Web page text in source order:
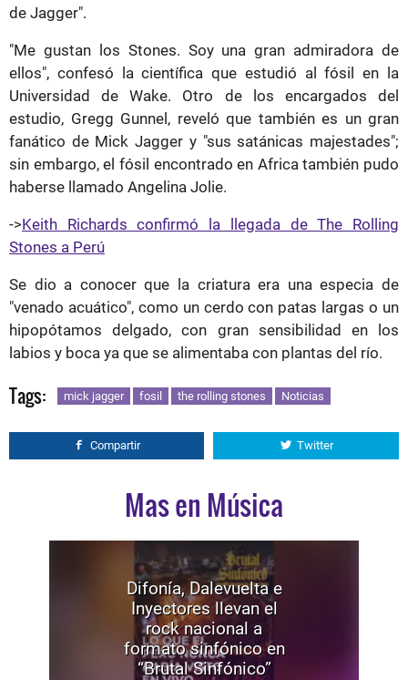
de Jagger".
"Me gustan los Stones. Soy una gran admiradora de
ellos", confesó la científica que estudió al fósil en la
Universidad de Wake. Otro de los encargados del
estudio, Gregg Gunnel, reveló que también es un gran
fanático de Mick Jagger y "sus satánicas majestades";
sin embargo, el fósil encontrado en Africa también pudo
haberse llamado Angelina Jolie.
->Keith Richards confirmó la llegada de The Rolling
Stones a Perú
Se dio a conocer que la criatura era una especia de
"venado acuático", como un cerdo con patas largas o un
hipopótamos delgado, con gran sensibilidad en los
labios y boca ya que se alimentaba con plantas del río.
Tags: mick jagger fosil the rolling stones Noticias
Compartir Twitter
Mas en Música
Difonía, Dalevuelta e
Inyectores llevan el
rock nacional a
formato sinfónico en
“Brutal Sinfónico”